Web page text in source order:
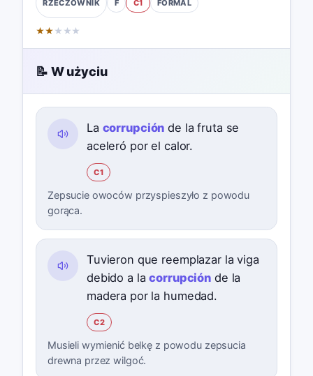
RZECZOWNIK F C1 FORMAL
★★ ★ ★ ★
📝 W użyciu
La corrupción de la fruta se
aceleró por el calor.
C1
Zepsucie owoców przyspieszyło z powodu
gorąca.
Tuvieron que reemplazar la viga
debido a lacorrupción de la
madera por la humedad.
C2
Musieli wymienić belkę z powodu zepsucia
drewna przez wilgoć.